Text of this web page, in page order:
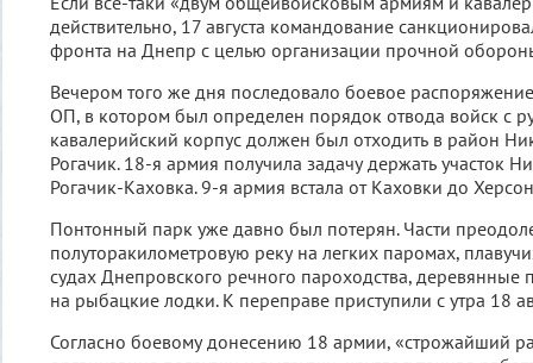
действительно, 17 августа командование
фронта на Днепр с целью организации прочной
Вечером того же дня последовало боевое
ОП, в котором был определен порядок отвода войск с
кавалерийский корпус должен был отходить в район
Рогачик. 18-я армия получила задачу держать участок
Рогачик-Каховка. 9-я армия встала от Каховки до
Понтонный парк уже давно был потерян. Части
полуторакилометровую реку на легких паромах,
судах Днепровского речного пароходства, деревянные
на рыбацкие лодки. К переправе приступили с утра 18
Согласно боевому донесению 18 армии, «строжайший